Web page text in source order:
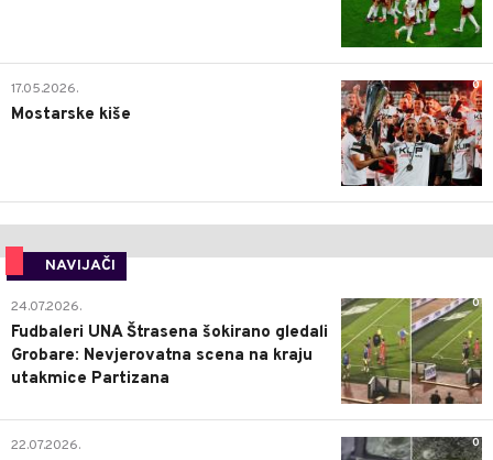
0
17.05.2026.
Mostarske kiše
NAVIJAČI
0
24.07.2026.
Fudbaleri UNA Štrasena šokirano gledali
Grobare: Nevjerovatna scena na kraju
utakmice Partizana
0
22.07.2026.